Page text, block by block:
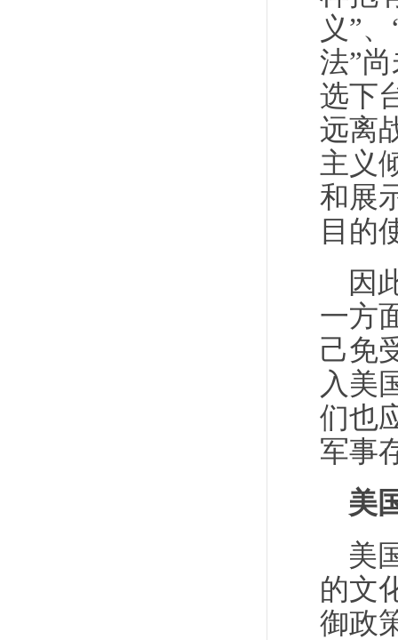
义”
法”
选下
远离
主义
和展
目的
因
一方
己免
入美
们也
军事
美
美
的文
御政